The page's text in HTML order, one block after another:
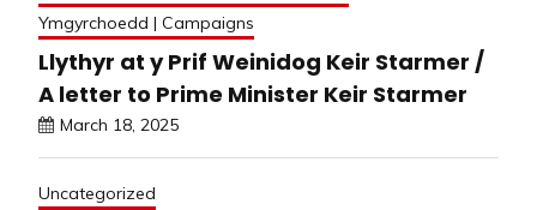
Ymgyrchoedd | Campaigns
Llythyr at y Prif Weinidog Keir Starmer /
A letter to Prime Minister Keir Starmer
March 18, 2025
Uncategorized